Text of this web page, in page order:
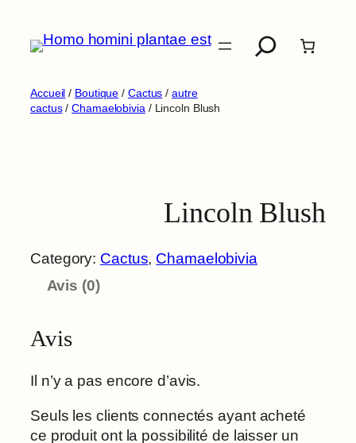
contenu
Accueil / Boutique / Cactus /autre
cactus/Chamaelobivia/ Lincoln Blush
Lincoln Blush
Category: Cactus, Chamaelobivia
Avis (0)
Avis
Il n’y a pas encore d’avis.
Seuls les clients connectés ayant acheté
ce produit ont la possibilité de laisser un